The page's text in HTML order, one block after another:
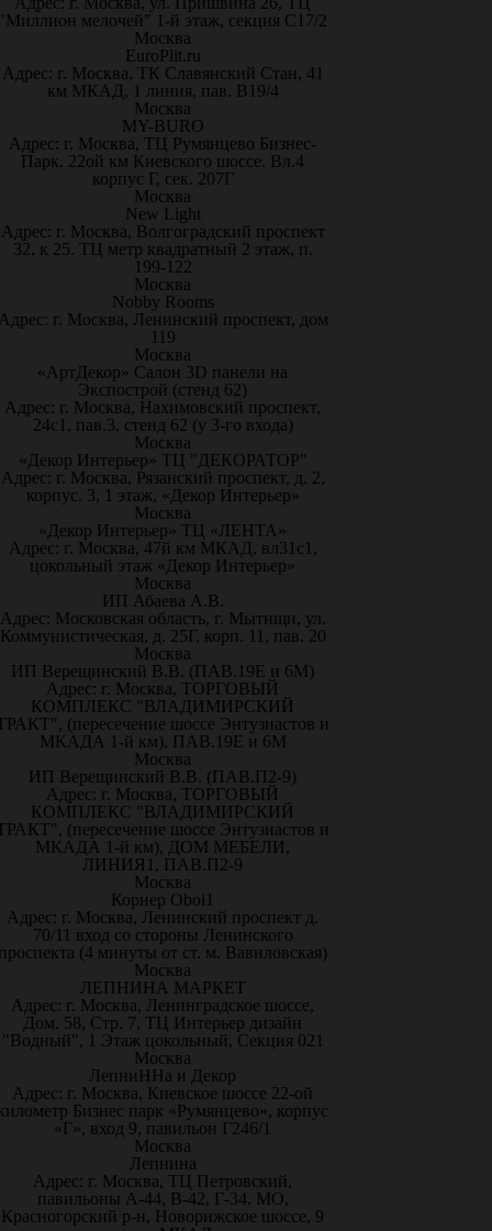
мелочей" 1-й этаж, секция С17/2
Москва
EuroPlit.ru
Адрес: г. Москва, ТК Славянский Стан, 41
км МКАД, 1 линия, пав. В19/4
Москва
MY-BURO
Адрес: г. Москва, ТЦ Румянцево Бизнес-
Парк. 22ой км Киевского шоссе. Вл.4
корпус Г, сек. 207Г
Москва
New Light
Адрес: г. Москва, Волгоградский проспект
32, к 25. ТЦ метр квадратный 2 этаж, п.
199-122
Москва
Nobby Rooms
г. Москва, Ленинский проспект, дом
119
Москва
«АртДекор» Салон 3D панели на
Экспострой (стенд 62)
Адрес: г. Москва, Нахимовский проспект,
24с1, пав.3, стенд 62 (у 3-го входа)
Москва
«Декор Интерьер» ТЦ "ДЕКОРАТОР"
Адрес: г. Москва, Рязанский проспект, д. 2,
корпус. 3, 1 этаж, «Декор Интерьер»
Москва
«Декор Интерьер» ТЦ «ЛЕНТА»
Адрес: г. Москва, 47й км МКАД, вл31с1,
цокольный этаж «Декор Интерьер»
Москва
ИП Абаева А.В.
Адрес: Московская область, г. Мытищи, ул.
Коммунистическая, д. 25Г, корп. 11, пав. 20
Москва
ИП Верещинский В.В. (ПАВ.19Е и 6М)
Адрес: г. Москва, ТОРГОВЫЙ
КОМПЛЕКС "ВЛАДИМИРСКИЙ
(пересечение шоссе Энтузиастов и
МКАДА 1-й км), ПАВ.19Е и 6М
Москва
ИП Верещинский В.В. (ПАВ.П2-9)
Адрес: г. Москва, ТОРГОВЫЙ
КОМПЛЕКС "ВЛАДИМИРСКИЙ
(пересечение шоссе Энтузиастов и
МКАДА 1-й км), ДОМ МЕБЕЛИ,
ЛИНИЯ1, ПАВ.П2-9
Москва
Корнер Oboi1
Адрес: г. Москва, Ленинский проспект д.
70/11 вход со стороны Ленинского
(4 минуты от ст. м. Вавиловская)
Москва
ЛЕПНИНА МАРКЕТ
Адрес: г. Москва, Ленинградское шоссе,
Дом. 58, Стр. 7, ТЦ Интерьер дизайн
"Водный", 1 Этаж цокольный, Секция 021
Москва
ЛепниННа и Декор
Адрес: г. Москва, Киевское шоссе 22-ой
Бизнес парк «Румянцево», корпус
«Г», вход 9, павильон Г246/1
Москва
Лепнина
Адрес: г. Москва, ТЦ Петровский,
павильоны А-44, В-42, Г-34. МО,
Красногорский р-н, Новорижское шоссе, 9